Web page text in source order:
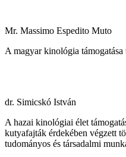
Mr. Massimo Espedito Muto
A magyar kinológia támogatása
dr. Simicskó István
A hazai kinológiai élet
kutyafajták érdekében végzett
tudományos és társadalmi